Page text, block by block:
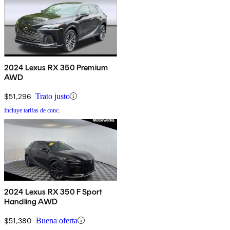
2024 Lexus RX 350 Premium
AWD
$51,296 Trato justo
Incluye tarifas de conc.
2024 Lexus RX 350 F Sport
Handling AWD
$51,380 Buena oferta